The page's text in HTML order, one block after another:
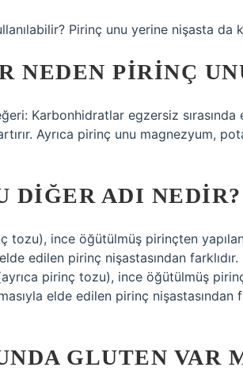
Pirinç unu yerine nişasta da
NEDEN PIRINÇ
Karbonhidratlar egzersiz
Ayrıca pirinç unu magnezyum,
DIĞER ADI NEDIR?
tozu), ince öğütülmüş pirinçten
edilen pirinç nişastasından
pirinç tozu), ince öğütülmüş
elde edilen pirinç nişastasından
GLUTEN VAR